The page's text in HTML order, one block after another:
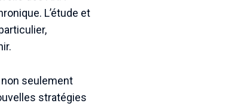
L’étude et
seulement
stratégies